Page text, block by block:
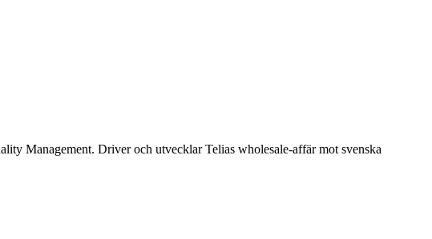
Management. Driver och utvecklar Telias wholesale-affär mot svenska